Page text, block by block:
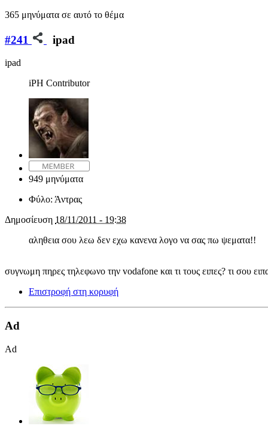
365 μηνύματα σε αυτό το θέμα
#241 ipad
ipad
iPH Contributor
949 μηνύματα
Φύλο: Άντρας
Δημοσίευση 18/11/2011 - 19:38
αληθεια σου λεω δεν εχω κανενα λογο να σας πω ψεματα!!
συγνωμη πηρες τηλεφωνο την vodafone και τι τους ειπες? τι σου
Επιστροφή στη κορυφή
Ad
Ad